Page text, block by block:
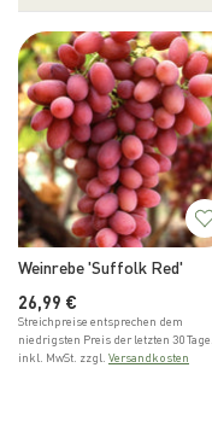
Weinrebe 'Suffolk Red'
Normaler Preis
26,99 €
Streichpreise entsprechen dem
niedrigsten Preis der letzten 30 Tage.
inkl. MwSt. zzgl. Versandkosten